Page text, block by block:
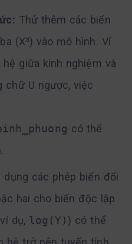
Thử thêm các biến
(X³) vào mô hình. Ví
hệ giữa kinh nghiệm và
chữ U ngược, việc
có thể
dụng các phép biến đổi
hai cho biến độc lập
dụ, log(Y)) có thể